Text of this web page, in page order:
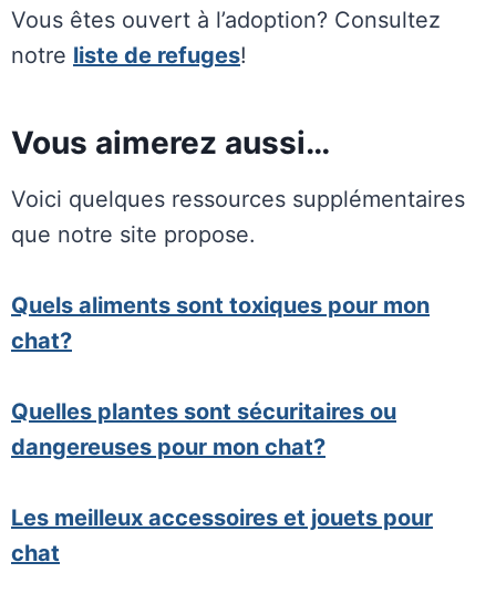
Vous êtes ouvert à l’adoption? Consultez
notre liste de refuges!
Vous aimerez aussi…
Voici quelques ressources supplémentaires
que notre site propose.
Quels aliments sont toxiques pour mon
chat?
Quelles plantes sont sécuritaires ou
dangereuses pour mon chat?
Les meilleux accessoires et jouets pour
chat